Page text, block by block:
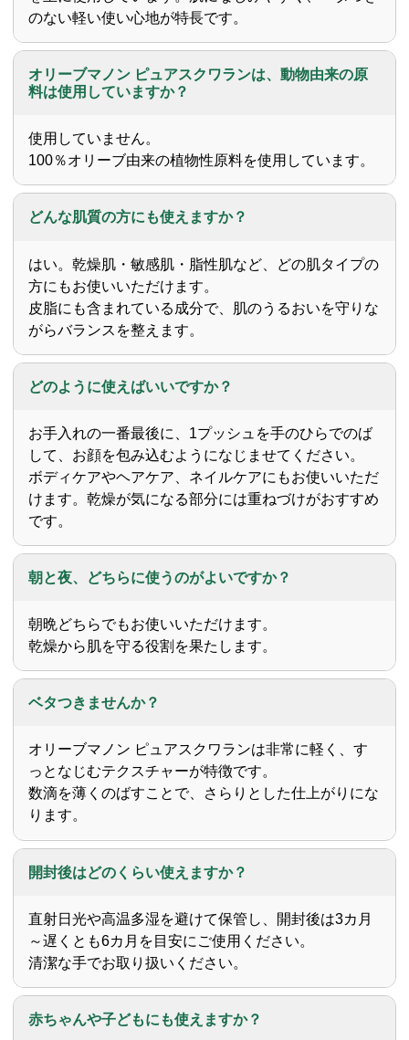
のない軽い使い心地が特長です。
オリーブマノン ピュアスクワランは、動物由来の原
料は使用していますか？
使用していません。
100％オリーブ由来の植物性原料を使用しています。
どんな肌質の方にも使えますか？
はい。乾燥肌・敏感肌・脂性肌など、どの肌タイプの
方にもお使いいただけます。
皮脂にも含まれている成分で、肌のうるおいを守りな
がらバランスを整えます。
どのように使えばいいですか？
お手入れの一番最後に、1プッシュを手のひらでのば
して、お顔を包み込むようになじませてください。
ボディケアやヘアケア、ネイルケアにもお使いいただ
けます。乾燥が気になる部分には重ねづけがおすすめ
です。
朝と夜、どちらに使うのがよいですか？
朝晩どちらでもお使いいただけます。
乾燥から肌を守る役割を果たします。
ベタつきませんか？
オリーブマノン ピュアスクワランは非常に軽く、す
っとなじむテクスチャーが特徴です。
数滴を薄くのばすことで、さらりとした仕上がりにな
ります。
開封後はどのくらい使えますか？
直射日光や高温多湿を避けて保管し、開封後は3カ月
～遅くとも6カ月を目安にご使用ください。
清潔な手でお取り扱いください。
赤ちゃんや子どもにも使えますか？